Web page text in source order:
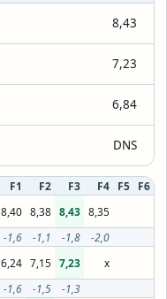
8,43
7,23
6,84
DNS
F1 F2 F3 F4 F5
F6
8,40 8,38 8,43 8,35
-1,6
-1,1 -1,8
-2,0
6,24 7,15 7,23
x
-1,6
-1,5
-1,3